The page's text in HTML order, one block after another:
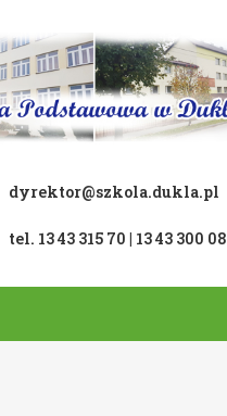
dyrektor@szkola.dukla.pl
tel. 13 43 315 70 | 13 43 300 08